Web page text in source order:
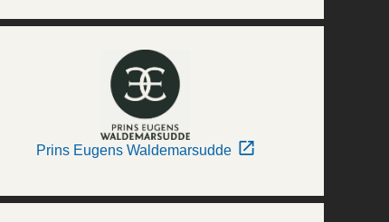
Prins Eugens Waldemarsudde